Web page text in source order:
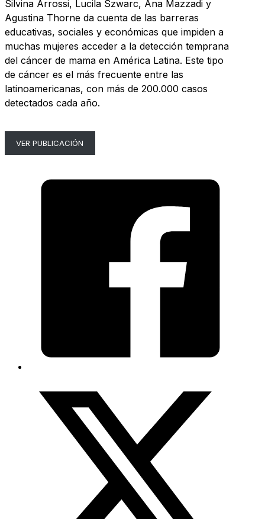
Silvina Arrossi, Lucila Szwarc, Ana Mazzadi y
Agustina Thorne da cuenta de las barreras
educativas, sociales y económicas que impiden a
muchas mujeres acceder a la detección temprana
del cáncer de mama en América Latina. Este tipo
de cáncer es el más frecuente entre las
latinoamericanas, con más de 200.000 casos
detectados cada año.
VER PUBLICACIÓN